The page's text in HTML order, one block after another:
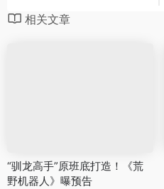
相关文章
“驯龙高手”原班底打造！《荒
野机器人》曝预告